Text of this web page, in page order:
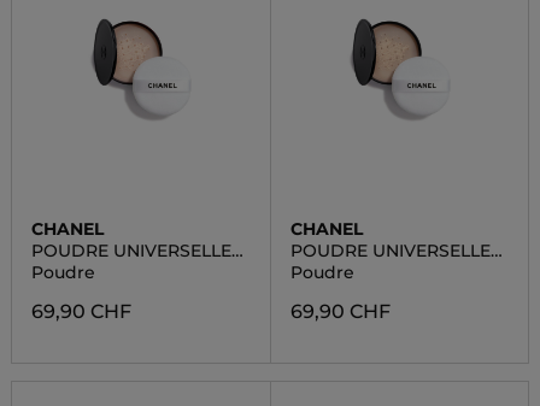
CHANEL
POUDRE UNIVERSELLE
LIBRE
Poudre
69,90 CHF
CHANEL
POUDRE UNIVERSELLE
LIBRE
Poudre
69,90 CHF